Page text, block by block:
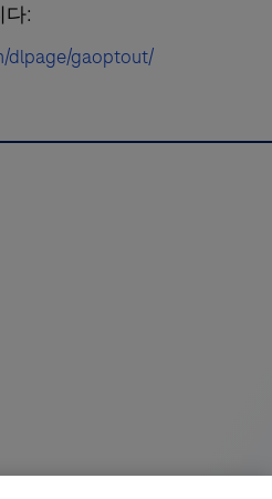
다:
dlpage/gaoptout/